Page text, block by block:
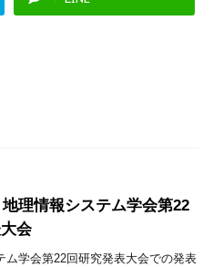
理情報システム学会第22
会
ム学会第22回研究発表大会での発表